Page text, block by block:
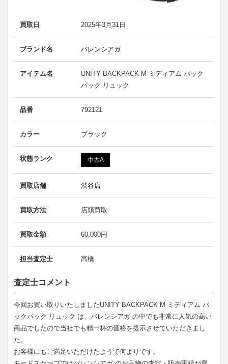
買取日 2025年3月31日
ブランド名 バレンシアガ
アイテム名
UNITY BACKPACK M ミディアム バック
パック リュック
品番 792121
カラー ブラック
状態ランク 中古A
買取店舗 渋谷店
買取方法 店頭買取
買取金額 60,000円
担当査定士 高橋
査定士コメント
今回お買い取りいたしましたUNITY BACKPACK M ミディアム バ
ックパック リュック は、バレンシアガ の中でも非常に人気の高い
商品でしたので当社でも精一杯の価格を提示させていただきまし
た。
お客様にもご満足いただけたようで何よりです。